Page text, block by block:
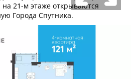
21-м этаже открываются
Города Спутника.